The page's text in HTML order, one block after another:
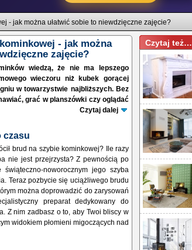
- jak można ułatwić sobie to niewdzięczne zajęcie?
- jak można
zajęcie?
wiedzą, że nie ma lepszego
wieczoru niż kubek gorącej
w towarzystwie najbliższych. Bez
grać w planszówki czy oglądać
Czytaj dalej
czasu
brud na szybie kominkowej? Ile razy
nie jest przejrzysta? Z pewnością po
noworocznym jego szyba
Teraz pozbycie się uciążliwego brudu
można doprowadzić do zarysowań
preparat dedykowany do
Z nim zadbasz o to, aby Twoi bliscy w
widokiem płomieni migoczących nad
Czytaj też…